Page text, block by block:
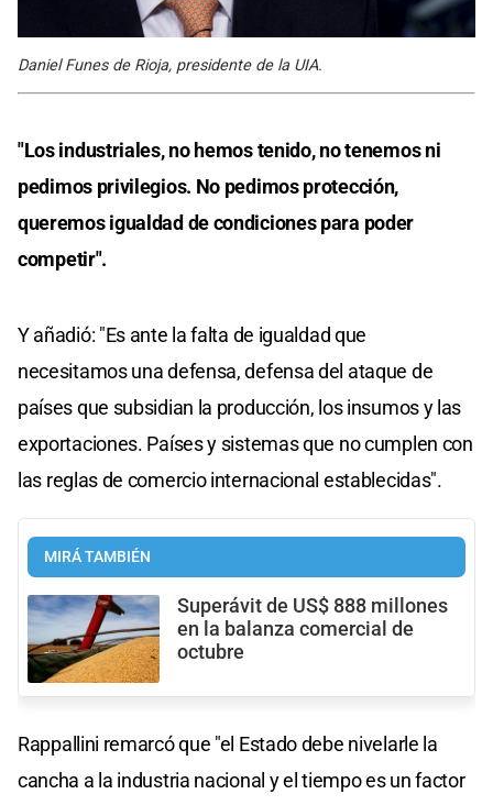
Daniel Funes de Rioja, presidente de la UIA.
"Los industriales, no hemos tenido, no tenemos ni
pedimos privilegios. No pedimos protección,
queremos igualdad de condiciones para poder
competir".
Y añadió: "Es ante la falta de igualdad que
necesitamos una defensa, defensa del ataque de
países que subsidian la producción, los insumos y las
exportaciones. Países y sistemas que no cumplen con
las reglas de comercio internacional establecidas".
MIRÁ TAMBIÉN
Superávit de US$ 888 millones
en la balanza comercial de
octubre
Rappallini remarcó que "el Estado debe nivelarle la
cancha a la industria nacional y el tiempo es un factor